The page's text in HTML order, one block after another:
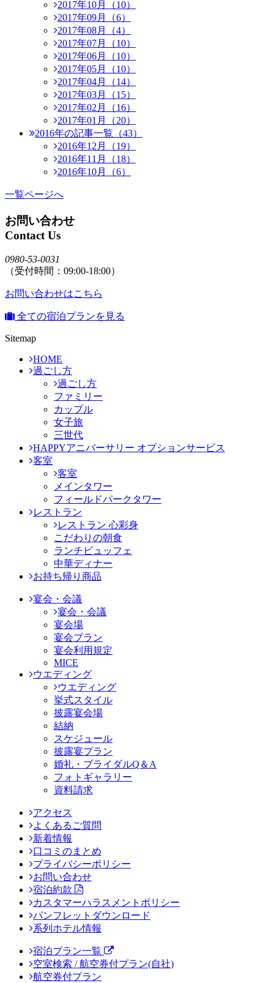
2017年10月（10）
2017年09月（6）
2017年08月（4）
2017年07月（10）
2017年06月（10）
2017年05月（10）
2017年04月（14）
2017年03月（15）
2017年02月（16）
2017年01月（20）
2016年の記事一覧（43）
2016年12月（19）
2016年11月（18）
2016年10月（6）
一覧ページへ
お問い合わせ
Contact Us
0980-53-0031
（受付時間：09:00-18:00）
お問い合わせはこちら
全ての宿泊プランを見る
Sitemap
HOME
過ごし方
過ごし方
ファミリー
カップル
女子旅
三世代
HAPPYアニバーサリー オプションサービス
客室
客室
メインタワー
フィールドパークタワー
レストラン
レストラン 心彩身
こだわりの朝食
ランチビュッフェ
中華ディナー
お持ち帰り商品
宴会・会議
宴会・会議
宴会場
宴会プラン
宴会利用規定
MICE
ウエディング
ウエディング
挙式スタイル
披露宴会場
結納
スケジュール
披露宴プラン
婚礼・ブライダルQ＆A
フォトギャラリー
資料請求
アクセス
よくあるご質問
新着情報
口コミのまとめ
プライバシーポリシー
お問い合わせ
宿泊約款
カスタマーハラスメントポリシー
パンフレットダウンロード
系列ホテル情報
宿泊プラン一覧
空室検索 / 航空券付プラン(自社)
航空券付プラン